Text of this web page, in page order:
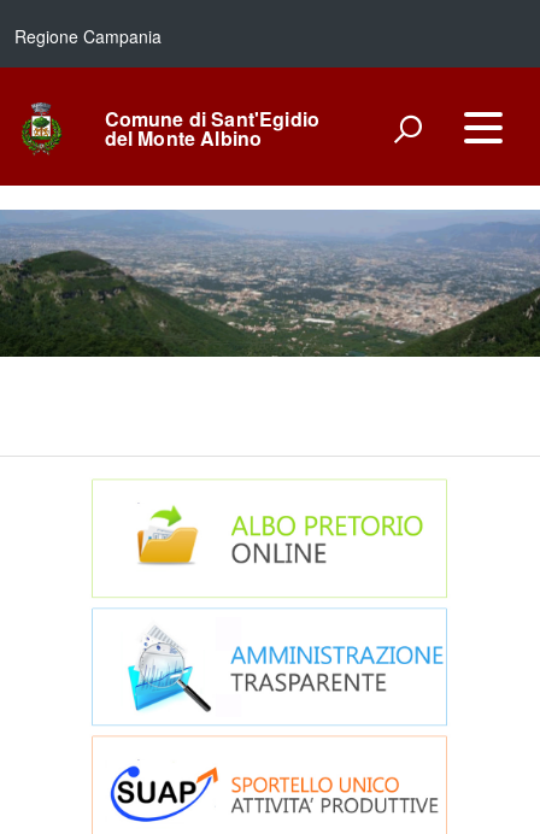
Regione Campania
Comune di Sant'Egidio
del Monte Albino